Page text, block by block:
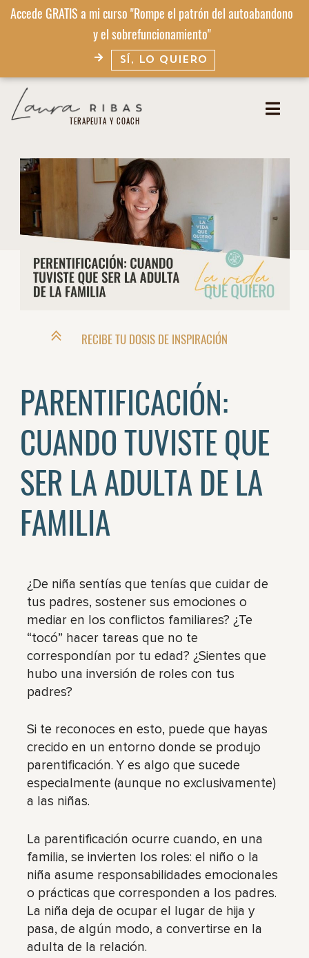
Accede GRATIS a mi curso "Rompe el patrón del autoabandono
y el sobrefuncionamiento"
SÍ, LO QUIERO
TERAPEUTA Y COACH​
RECIBE TU DOSIS DE INSPIRACIÓN
PARENTIFICACIÓN:
CUANDO TUVISTE QUE
SER LA ADULTA DE LA
FAMILIA
¿De niña sentías que tenías que cuidar de
tus padres, sostener sus emociones o
mediar en los conflictos familiares? ¿Te
“tocó” hacer tareas que no te
correspondían por tu edad? ¿Sientes que
hubo una inversión de roles con tus
padres?
Si te reconoces en esto, puede que hayas
crecido en un entorno donde se produjo
parentificación. Y es algo que sucede
especialmente (aunque no exclusivamente)
a las niñas.
La parentificación ocurre cuando, en una
familia, se invierten los roles: el niño o la
niña asume responsabilidades emocionales
o prácticas que corresponden a los padres.
La niña deja de ocupar el lugar de hija y
pasa, de algún modo, a convertirse en la
adulta de la relación.